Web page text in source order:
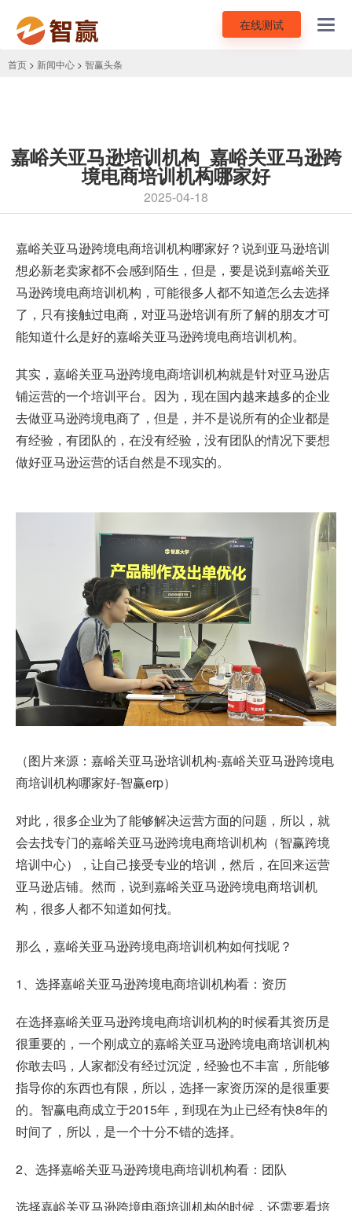
在线测试
首页 > 新闻中心 > 智赢头条
嘉峪关亚马逊培训机构_嘉峪关亚马逊跨
境电商培训机构哪家好
2025-04-18
嘉峪关亚马逊跨境电商培训机构哪家好？说到亚马逊培训
想必新老卖家都不会感到陌生，但是，要是说到嘉峪关亚
马逊跨境电商培训机构，可能很多人都不知道怎么去选择
了，只有接触过电商，对亚马逊培训有所了解的朋友才可
能知道什么是好的嘉峪关亚马逊跨境电商培训机构。
其实，嘉峪关亚马逊跨境电商培训机构就是针对亚马逊店
铺运营的一个培训平台。因为，现在国内越来越多的企业
去做亚马逊跨境电商了，但是，并不是说所有的企业都是
有经验，有团队的，在没有经验，没有团队的情况下要想
做好亚马逊运营的话自然是不现实的。
（图片来源：嘉峪关亚马逊培训机构-嘉峪关亚马逊跨境电
商培训机构哪家好-智赢erp）
对此，很多企业为了能够解决运营方面的问题，所以，就
会去找专门的嘉峪关亚马逊跨境电商培训机构（智赢跨境
培训中心），让自己接受专业的培训，然后，在回来运营
亚马逊店铺。然而，说到嘉峪关亚马逊跨境电商培训机
构，很多人都不知道如何找。
那么，嘉峪关亚马逊跨境电商培训机构如何找呢？
1、选择嘉峪关亚马逊跨境电商培训机构看：资历
在选择嘉峪关亚马逊跨境电商培训机构的时候看其资历是
很重要的，一个刚成立的嘉峪关亚马逊跨境电商培训机构
你敢去吗，人家都没有经过沉淀，经验也不丰富，所能够
指导你的东西也有限，所以，选择一家资历深的是很重要
的。智赢电商成立于2015年，到现在为止已经有快8年的
时间了，所以，是一个十分不错的选择。
2、选择嘉峪关亚马逊跨境电商培训机构看：团队
选择嘉峪关亚马逊跨境电商培训机构的时候，还需要看培